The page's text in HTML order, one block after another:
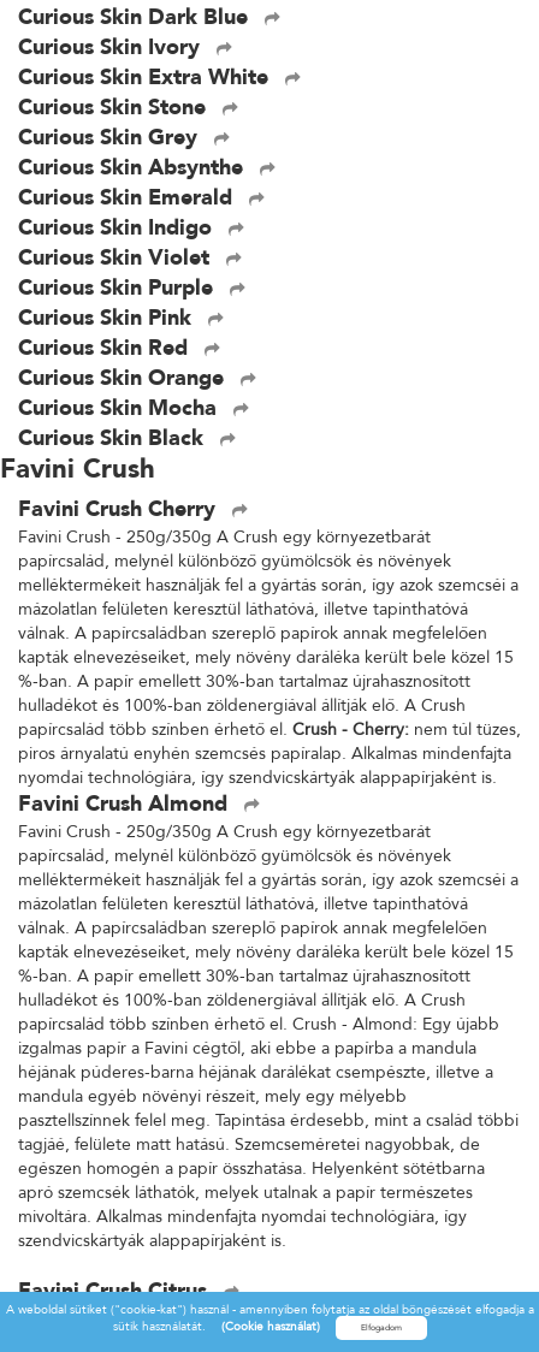
Curious Skin Dark Blue
Curious Skin Ivory
Curious Skin Extra White
Curious Skin Stone
Curious Skin Grey
Curious Skin Absynthe
Curious Skin Emerald
Curious Skin Indigo
Curious Skin Violet
Curious Skin Purple
Curious Skin Pink
Curious Skin Red
Curious Skin Orange
Curious Skin Mocha
Curious Skin Black
Favini Crush
Favini Crush Cherry
Favini Crush - 250g/350g A Crush egy környezetbarát
papírcsalád, melynél különböző gyümölcsök és növények
melléktermékeit használják fel a gyártás során, így azok szemcséi a
mázolatlan felületen keresztül láthatóvá, illetve tapinthatóvá
válnak. A papírcsaládban szereplő papírok annak megfelelően
kapták elnevezéseiket, mely növény daráléka került bele közel 15
%-ban. A papír emellett 30%-ban tartalmaz újrahasznosított
hulladékot és 100%-ban zöldenergiával állítják elő. A Crush
papírcsalád több színben érhető el. Crush - Cherry: nem túl tüzes,
piros árnyalatú enyhén szemcsés papíralap. Alkalmas mindenfajta
nyomdai technológiára, így szendvicskártyák alappapírjaként is.
Favini Crush Almond
Favini Crush - 250g/350g A Crush egy környezetbarát
papírcsalád, melynél különböző gyümölcsök és növények
melléktermékeit használják fel a gyártás során, így azok szemcséi a
mázolatlan felületen keresztül láthatóvá, illetve tapinthatóvá
válnak. A papírcsaládban szereplő papírok annak megfelelően
kapták elnevezéseiket, mely növény daráléka került bele közel 15
%-ban. A papír emellett 30%-ban tartalmaz újrahasznosított
hulladékot és 100%-ban zöldenergiával állítják elő. A Crush
papírcsalád több színben érhető el. Crush - Almond: Egy újabb
izgalmas papír a Favini cégtől, aki ebbe a papírba a mandula
héjának púderes-barna héjának darálékat csempészte, illetve a
mandula egyéb növényi részeit, mely egy mélyebb
pasztellszínnek felel meg. Tapintása érdesebb, mint a család többi
tagjáé, felülete matt hatású. Szemcseméretei nagyobbak, de
egészen homogén a papír összhatása. Helyenként sötétbarna
apró szemcsék láthatók, melyek utalnak a papír természetes
mivoltára. Alkalmas mindenfajta nyomdai technológiára, így
szendvicskártyák alappapírjaként is.
Favini Crush Citrus
Favini Crush - 250g/350g A Crush egy környezetbarát
papírcsalád, melynél különböző gyümölcsök és növények
A weboldal sütiket ("cookie-kat") használ - amennyiben folytatja az oldal böngészését elfogadja a
sütik használatát.
(Cookie használat)